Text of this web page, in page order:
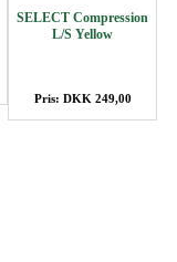
SELECT Compression
L/S Yellow
Pris: DKK 249,00